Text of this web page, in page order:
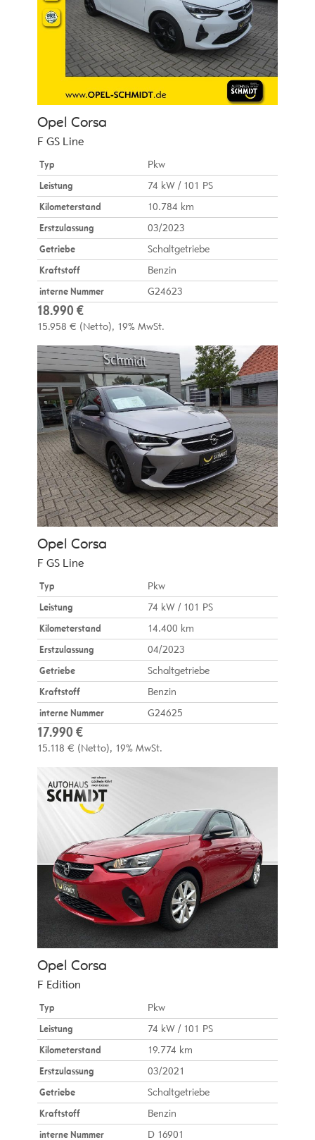
Opel Corsa
F GS Line
Typ
Pkw
Leistung
74 kW / 101 PS
Kilometerstand
10.784 km
Erstzulassung
03/2023
Getriebe
Schaltgetriebe
Kraftstoff
Benzin
interne Nummer
G24623
18.990 €
15.958 € (Netto) 19% MwSt.
Opel Corsa
F GS Line
Typ
Pkw
Leistung
74 kW / 101 PS
Kilometerstand
14.400 km
Erstzulassung
04/2023
Getriebe
Schaltgetriebe
Kraftstoff
Benzin
interne Nummer
G24625
17.990 €
15.118 € (Netto) 19% MwSt.
Opel Corsa
F Edition
Typ
Pkw
Leistung
74 kW / 101 PS
Kilometerstand
19.774 km
Erstzulassung
03/2021
Getriebe
Schaltgetriebe
Kraftstoff
Benzin
interne Nummer
D 16901